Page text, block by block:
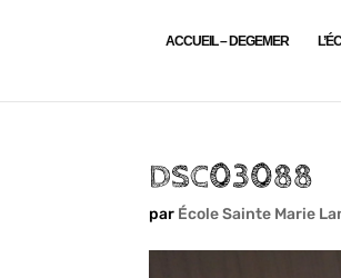
ACCUEIL – DEGEMER
DSC03088
par École Sainte Marie